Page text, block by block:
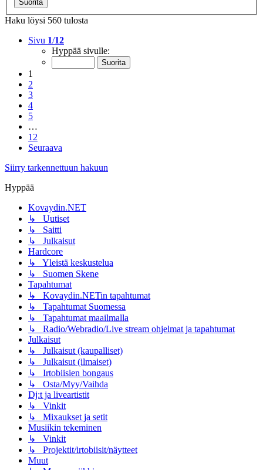
Haku löysi 560 tulosta
Sivu 1/12
Hyppää sivulle:
1
2
3
4
5
…
12
Seuraava
Siirry tarkennettuun hakuun
Hyppää
Kovaydin.NET
↳ Uutiset
↳ Saitti
↳ Julkaisut
Hardcore
↳ Yleistä keskustelua
↳ Suomen Skene
Tapahtumat
↳ Kovaydin.NETin tapahtumat
↳ Tapahtumat Suomessa
↳ Tapahtumat maailmalla
↳ Radio/Webradio/Live stream ohjelmat ja tapahtumat
Julkaisut
↳ Julkaisut (kaupalliset)
↳ Julkaisut (ilmaiset)
↳ Irtobiisien bongaus
↳ Osta/Myy/Vaihda
Dj:t ja liveartistit
↳ Vinkit
↳ Mixaukset ja setit
Musiikin tekeminen
↳ Vinkit
↳ Projektit/irtobiisit/näytteet
Muut